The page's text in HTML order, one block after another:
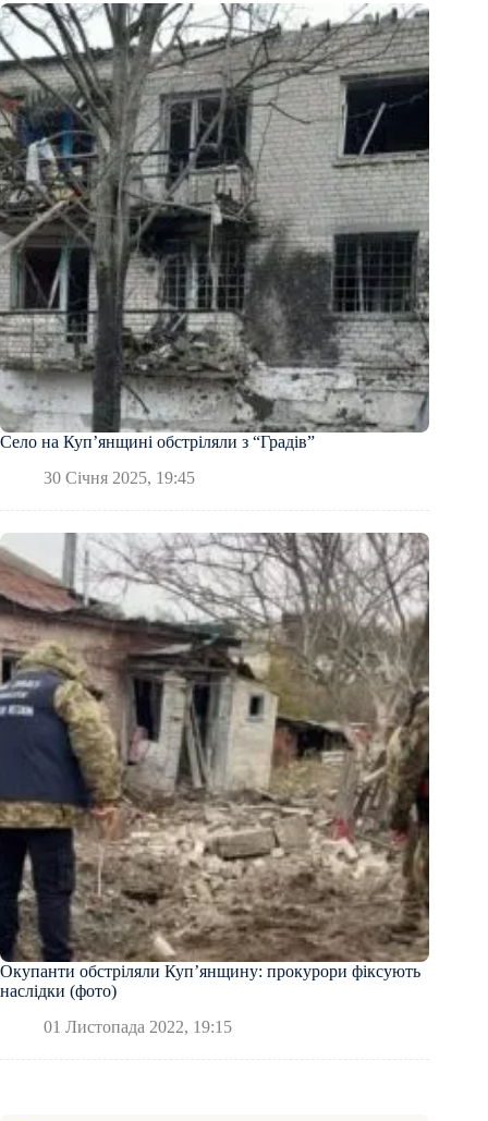
Село на Куп’янщині обстріляли з “Градів”
30 Січня 2025, 19:45
Окупанти обстріляли Куп’янщину: прокурори фіксують
наслідки (фото)
01 Листопада 2022, 19:15